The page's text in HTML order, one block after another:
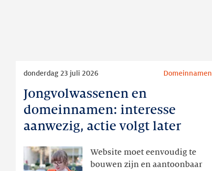
Jongvolwassenen en
domeinnamen: interesse
aanwezig, actie volgt later
donderdag 23 juli 2026 Domeinnamen
Website moet eenvoudig te
bouwen zijn en aantoonbaar
Jongvolwassenen
domeinnamen:
interesse
volgt